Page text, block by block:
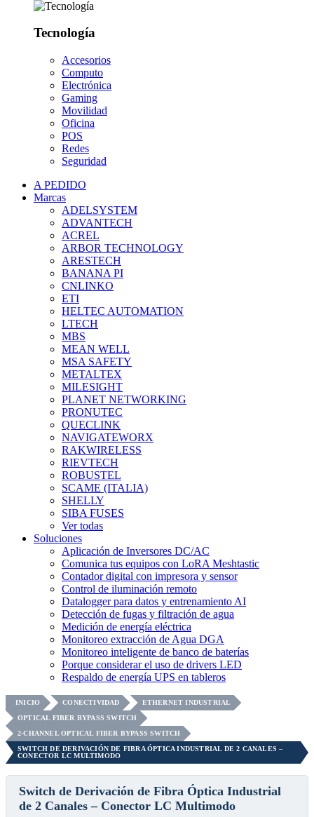
Tecnología
Accesorios
Computo
Electrónica
Gaming
Movilidad
Oficina
POS
Redes
Seguridad
A PEDIDO
Marcas
ADELSYSTEM
ADVANTECH
ACREL
ARBOR TECHNOLOGY
ARESTECH
BANANA PI
CNLINKO
ETI
HELTEC AUTOMATION
LTECH
MBS
MEAN WELL
MSA SAFETY
METALTEX
MILESIGHT
PLANET NETWORKING
PRONUTEC
QUECLINK
NAVIGATEWORX
RAKWIRELESS
RIEVTECH
ROBUSTEL
SCAME (ITALIA)
SHELLY
SIBA FUSES
Ver todas
Soluciones
Aplicación de Inversores DC/AC
Comunica tus equipos con LoRA Meshtastic
Contador digital con impresora y sensor
Control de iluminación remoto
Datalogger para datos y entrenamiento AI
Detección de fugas y filtración de agua
Medición de energía eléctrica
Monitoreo extracción de Agua DGA
Monitoreo inteligente de banco de baterías
Porque considerar el uso de drivers LED
Respaldo de energía UPS en tableros
INICIO CONECTIVIDAD
ETHERNET INDUSTRIAL
OPTICAL FIBER BYPASS SWITCH
2-CHANNEL OPTICAL FIBER BYPASS SWITCH
SWITCH DE DERIVACIÓN DE FIBRA ÓPTICA INDUSTRIAL DE 2 CANALES –
CONECTOR LC MULTIMODO
Switch de Derivación de Fibra Óptica Industrial
de 2 Canales – Conector LC Multimodo